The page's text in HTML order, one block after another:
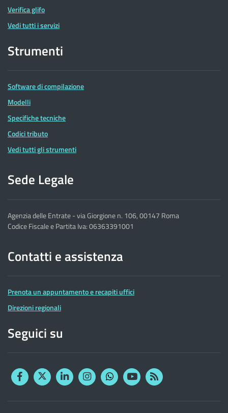
Verifica glifo
Vedi tutti i servizi
Strumenti
Software di compilazione
Modelli
Specifiche tecniche
Codici tributo
Vedi tutti gli strumenti
Sede Legale
Agenzia delle Entrate - via Giorgione n. 106, 00147 Roma
Codice Fiscale e Partita Iva: 06363391001
Contatti e assistenza
Prenota un appuntamento e recapiti uffici
Direzioni regionali
Seguici su
FacebookTwitterLinkedinInstagram
YouTubeRSS